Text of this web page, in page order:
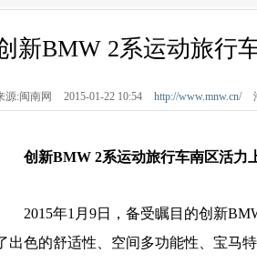
新BMW 2系运动旅行
源:闽南网 2015-01-22 10:54 http://www.mnw.cn/
创新BMW 2系运动旅行车南区活力
2015年1月9日，备受瞩目的创新
出色的舒适性、空间多功能性、宝马